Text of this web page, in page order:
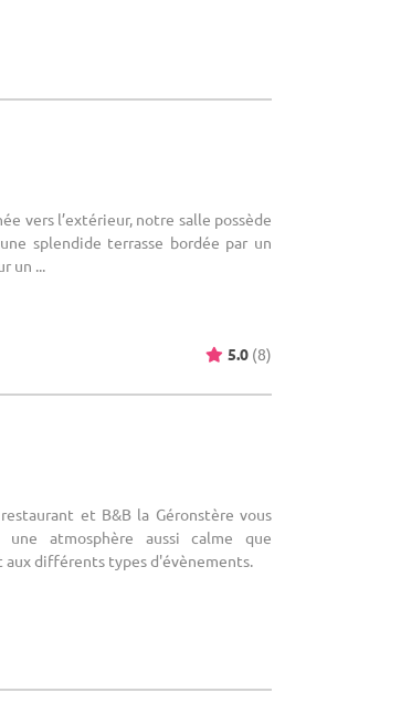
vers l’extérieur, notre salle possède
splendide terrasse bordée par un
un ...
5.0 (8)
et B&B la Géronstère vous
atmosphère aussi calme que
différents types d'évènements.